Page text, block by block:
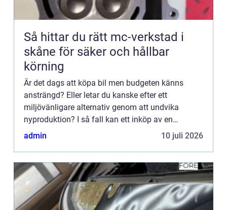
Så hittar du rätt mc-verkstad i
skåne för säker och hållbar
körning
Är det dags att köpa bil men budgeten känns
ansträngd? Eller letar du kanske efter ett
miljövänligare alternativ genom att undvika
nyproduktion? I så fall kan ett inköp av en
begagnad bil vara den perfekta l&o...
admin 10 juli 2026